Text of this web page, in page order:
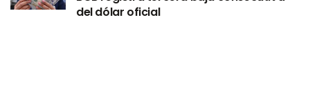
del dólar oficial